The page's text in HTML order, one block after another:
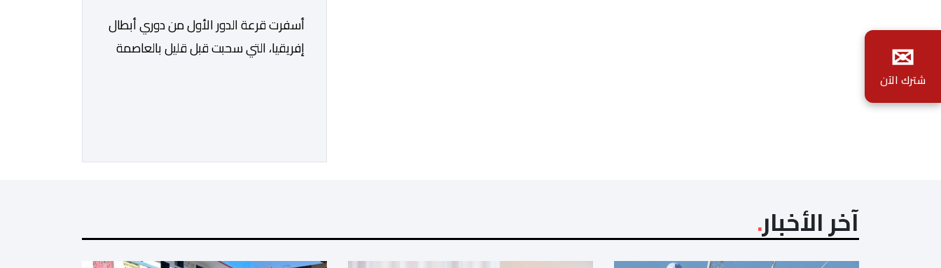
أسفرت قرعة الدور الأول من دوري أبطال
إفريقيا، التي سحبت قبل قليل بالعاصمة
موعد في هذا الدور مع الفائز من المباراة
الفريق […]
آخر الأخبار
✉
شترك الآن